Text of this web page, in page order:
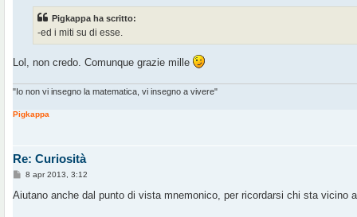
o
Pigkappa ha scritto:
-ed i miti su di esse.
Lol, non credo. Comunque grazie mille
"Io non vi insegno la matematica, vi insegno a vivere"
Pigkappa
Re: Curiosità
M
s
8 apr 2013, 3:12
Aiutano anche dal punto di vista mnemonico, per ricordarsi chi sta vicino